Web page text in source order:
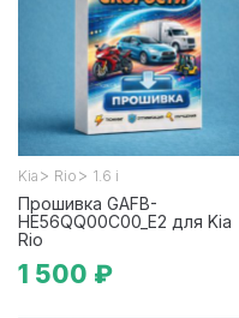
Kia > Rio > 1.6 i
Прошивка GAFB-
HE56QQ00C00_E2 для Kia
Rio
1 500 ₽